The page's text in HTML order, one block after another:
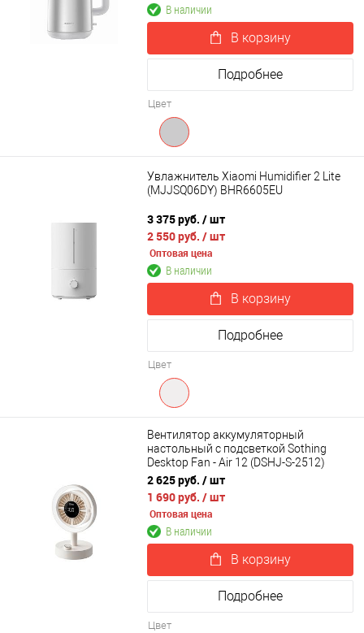
В наличии
В корзину
Подробнее
Цвет
Увлажнитель Xiaomi Humidifier 2 Lite
(MJJSQ06DY) BHR6605EU
3 375 руб. / шт
2 550 руб. / шт
Оптовая цена
В наличии
В корзину
Подробнее
Цвет
Вентилятор аккумуляторный
настольный с подсветкой Sothing
Desktop Fan - Air 12 (DSHJ-S-2512)
2 625 руб. / шт
1 690 руб. / шт
Оптовая цена
В наличии
В корзину
Подробнее
Цвет